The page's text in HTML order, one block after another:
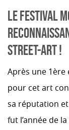
LE FESTIVAL
STREET-ART !
Après une 1ère
pour cet art
sa réputation et
fut l’année de